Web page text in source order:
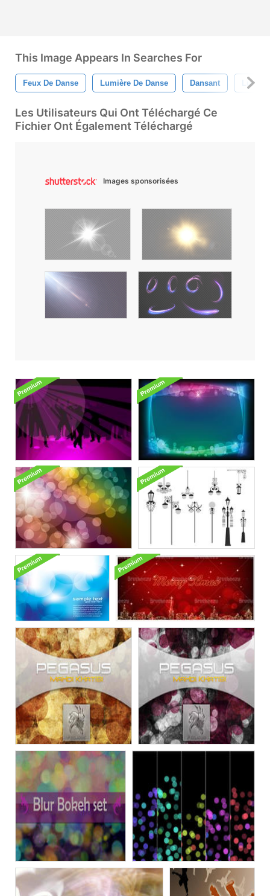
This Image Appears In Searches For
Feux De Danse Lumière De Danse Dansant
Les Utilisateurs Qui Ont Téléchargé Ce
Fichier Ont Également Téléchargé
Images sponsorisées